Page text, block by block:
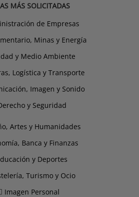
MÁS SOLICITADAS
de Empresas
Minas y Energía
y Medio Ambiente
Logística y Transporte
Imagen y Sonido
y Seguridad
Artes y Humanidades
Banca y Finanzas
y Deportes
Turismo y Ocio
Imagen Personal